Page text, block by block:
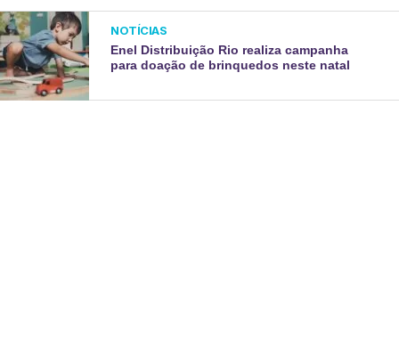
NOTÍCIAS
Enel Distribuição Rio realiza campanha
para doação de brinquedos neste natal